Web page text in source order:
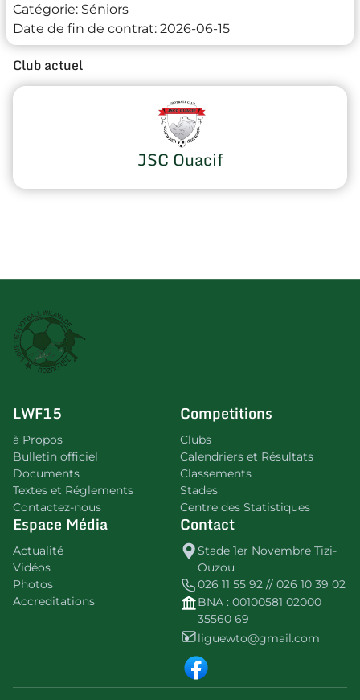
Catégorie: Séniors
Date de fin de contrat: 2026-06-15
Club actuel
JSC Ouacif
LWF15
à Propos
Bulletin officiel
Documents
Textes et Réglements
Contactez-nous
Competitions
Clubs
Calendriers et Résultats
Classements
Stades
Centre des Statistiques
Espace Média
Actualité
Vidéos
Photos
Accreditations
Contact
Stade 1er Novembre Tizi-
Ouzou
026 11 55 92 // 026 10 39 02
BNA : 00100581 02000
35560 69
liguewto@gmail.com